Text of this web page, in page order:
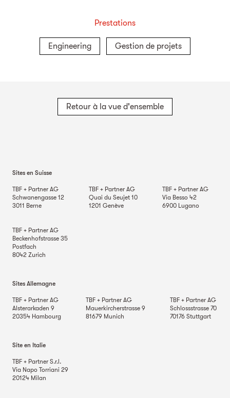
Prestations
Engineering Gestion de projets
Retour à la vue d'ensemble
Sites en Suisse
TBF + Partner AG
Schwanengasse 12
3011 Berne
TBF + Partner AG
Quai du Seujet 10
1201 Genève
TBF + Partner AG
Via Besso 42
6900 Lugano
TBF + Partner AG
Beckenhofstrasse 35
Postfach
8042 Zurich
Sites Allemagne
TBF + Partner AG
Alsterarkaden 9
20354 Hambourg
TBF + Partner AG
Mauerkircherstrasse 9
81679 Munich
TBF + Partner AG
Schlossstrasse 70
70176 Stuttgart
Site en Italie
TBF + Partner S.r.l.
Via Napo Torriani 29
20124 Milan